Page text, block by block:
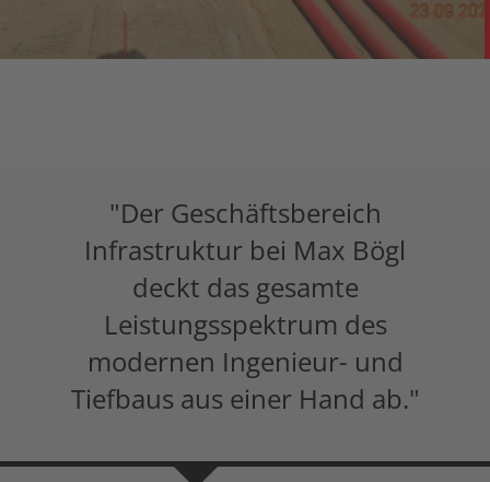
"Der Geschäftsbereich
Infrastruktur bei Max Bögl
deckt das gesamte
Leistungsspektrum des
modernen Ingenieur- und
Tiefbaus aus einer Hand ab."